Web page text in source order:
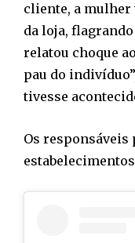
cliente, a mulher
da loja,
relatou choque
pau do
tivesse
Os